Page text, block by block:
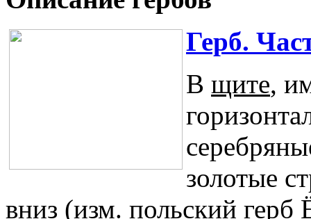
Герб.
В щите,
золотые
вниз (изм. польский герб